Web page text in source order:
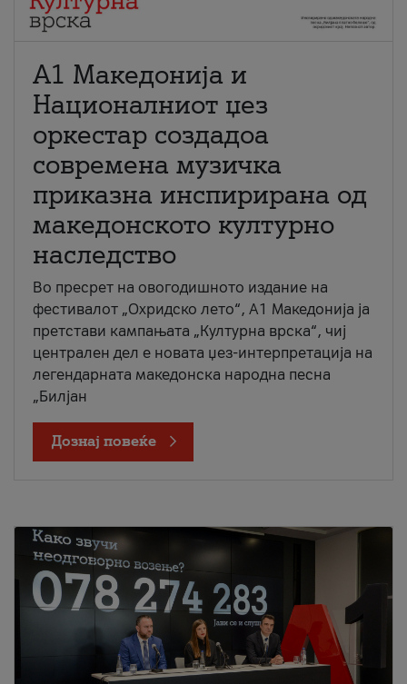
А1 Македонија и
Националниот џез
оркестар создадоа
современа музичка
приказна инспирирана од
македонското културно
наследство
Во пресрет на овогодишното издание на
фестивалот „Охридско лето“, А1 Македонија ја
претстави кампањата „Културна врска“, чиј
централен дел е новата џез-интерпретација на
легендарната македонска народна песна
„Билјан
Дознај повеќе